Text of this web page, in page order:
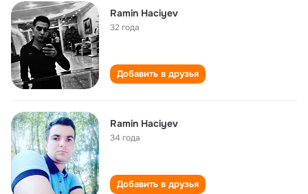
Ramin Haciyev
32 года
Добавить в друзья
Ramin Haciyev
34 года
Добавить в друзья